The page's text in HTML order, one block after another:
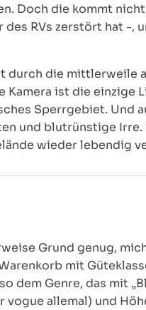
Doch die kommt
RVs zerstört hat -,
durch die mittlerweile
Kamera ist die einzige
Sperrgebiet. Und
und blutrünstige
wieder lebendig
Grund genug,
mit
dem Genre, das mit
vogue allemal) und